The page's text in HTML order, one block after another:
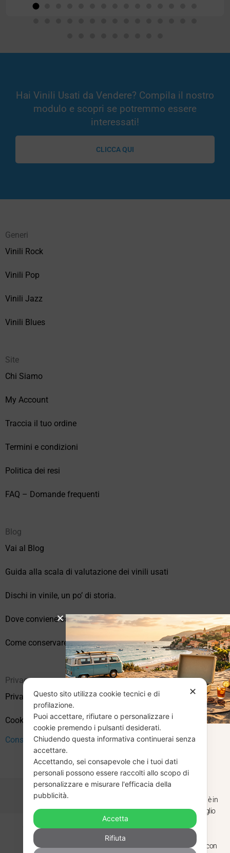
Hai Vinili Usati da Vendere? Compila il nostro
modulo e scopri se potremmo essere
interessati!
CLICCA QUI
Generi
Vinili Rock
Vinili Pop
Vinili Jazz
Vinili Blues
Site
Chi Siamo
My Account
Traccia il tuo ordine
Termini e condizioni
Politica dei resi
FAQ – Domande frequenti
Blog
Vai al Blog
Guida alla scala di valutazione dei vinili usati
Dischi in vinile, un po’ di storia.
Dove conviene comprare vinili online?
Come conservare correttamente i vinili usati
Privacy
Privacy Policy
Cookie Policy (UE)
Consenso
Copyright © 2026 Vendita Vinili Usati | P.IVA 12240940960
NextWebStudio
✕
Questo sito utilizza cookie tecnici e di
profilazione.
Puoi accettare, rifiutare o personalizzare i
cookie premendo i pulsanti desiderati.
Chiudendo questa informativa continuerai senza
accettare.
Accettando, sei consapevole che i tuoi dati
personali possono essere raccolti allo scopo di
personalizzare e misurare l'efficacia della
pubblicità.
Accetta
Rifiuta
CHIUSURA
ESTIVA
Dal 29 luglio al 31 agosto venditaviniliusati.it è in
pausa estiva. Gli ordini ricevuti entro il 29 luglio
saranno spediti regolarmente.
Torniamo il 1 settembre, pronti a riprendere con